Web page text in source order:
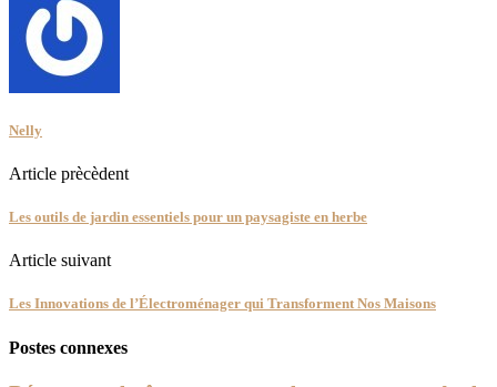
Nelly
Article prècèdent
Les outils de jardin essentiels pour un paysagiste en herbe
Article suivant
Les Innovations de l’Électroménager qui Transforment Nos Maisons
Postes connexes